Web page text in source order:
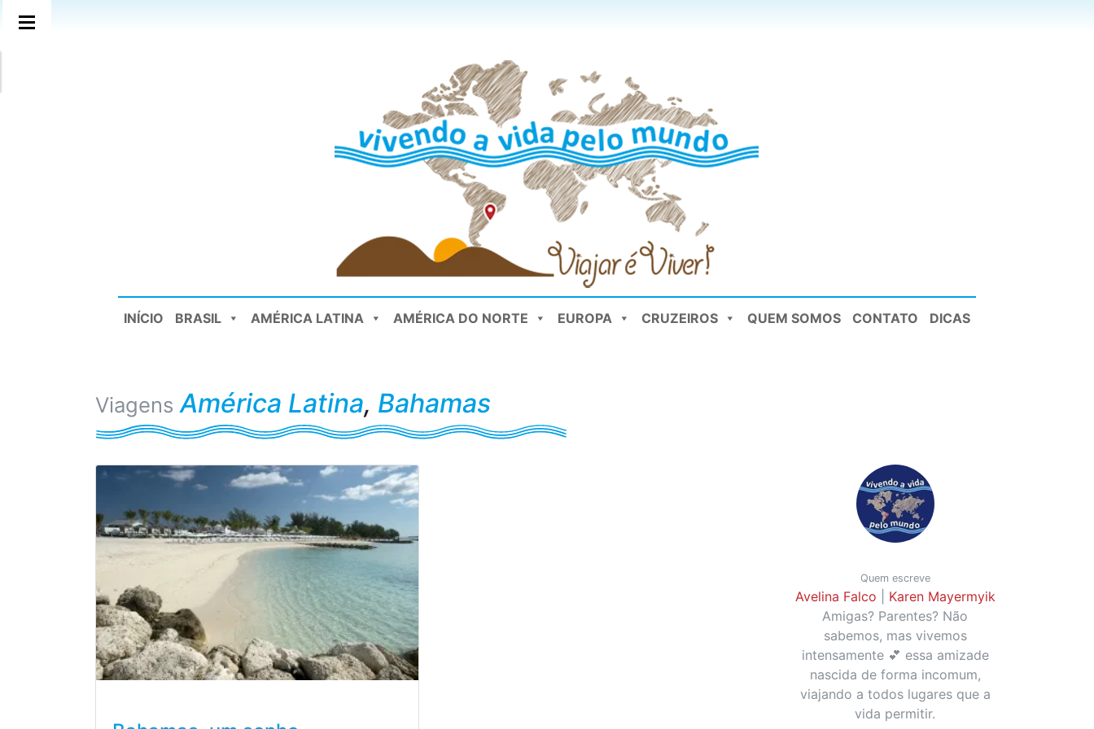
INÍCIO BRASIL AMÉRICA LATINA AMÉRICA DO NORTE EUROPA CRUZEIROS QUEM SOMOS CONTATO DICAS
Viagens América Latina, Bahamas
Quem escreve
Avelina Falco
Karen Mayermyik
Amigas? Parentes? Não
sabemos, mas vivemos
intensamente 💕 essa amizade
nascida de forma incomum,
viajando a todos lugares que a
vida permitir.